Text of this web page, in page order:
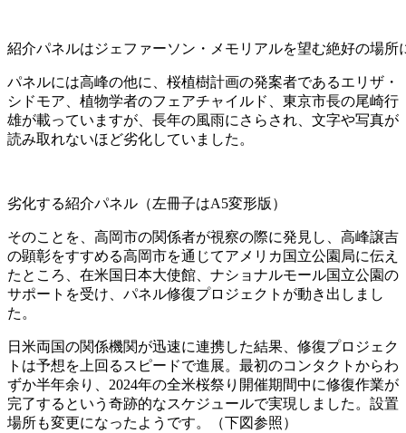
紹介パネルはジェファーソン・メモリアルを望む絶好の場所
パネルには高峰の他に、桜植樹計画の発案者であるエリザ・
シドモア、植物学者のフェアチャイルド、東京市長の尾崎行
雄が載っていますが、長年の風雨にさらされ、文字や写真が
読み取れないほど劣化していました。
劣化する紹介パネル（左冊子はA5変形版）
そのことを、高岡市の関係者が視察の際に発見し、高峰譲吉
の顕彰をすすめる高岡市を通じてアメリカ国立公園局に伝え
たところ、在米国日本大使館、ナショナルモール国立公園の
サポートを受け、パネル修復プロジェクトが動き出しまし
た。
日米両国の関係機関が迅速に連携した結果、修復プロジェク
トは予想を上回るスピードで進展。最初のコンタクトからわ
ずか半年余り、2024年の全米桜祭り開催期間中に修復作業が
完了するという奇跡的なスケジュールで実現しました。設置
場所も変更になったようです。（下図参照）